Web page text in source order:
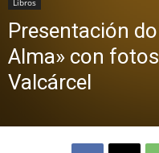
Libros
Presentación
Alma» con
Valcárcel